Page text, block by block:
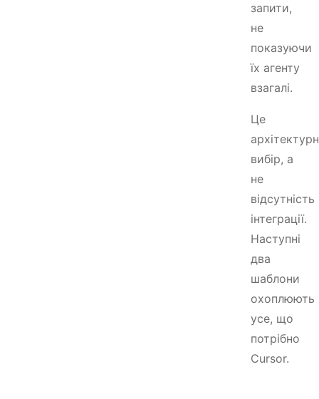
запити,
не
показуючи
їх агенту
взагалі.
Це
вибір, а
не
відсутність
інтеграції.
Наступні
два
шаблони
охоплюють
усе, що
потрібно
Cursor.